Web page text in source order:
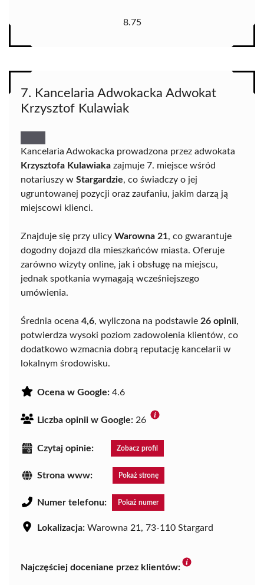
8.75
7. Kancelaria Adwokacka Adwokat
Krzysztof Kulawiak
Kancelaria Adwokacka prowadzona przez adwokata
Krzysztofa Kulawiaka zajmuje 7. miejsce wśród
notariuszy w Stargardzie, co świadczy o jej
ugruntowanej pozycji oraz zaufaniu, jakim darzą ją
miejscowi klienci.
Znajduje się przy ulicy Warowna 21, co gwarantuje
dogodny dojazd dla mieszkańców miasta. Oferuje
zarówno wizyty online, jak i obsługę na miejscu,
jednak spotkania wymagają wcześniejszego
umówienia.
Średnia ocena 4,6, wyliczona na podstawie 26 opinii,
potwierdza wysoki poziom zadowolenia klientów, co
dodatkowo wzmacnia dobrą reputację kancelarii w
lokalnym środowisku.
Ocena w Google: 4.6
Liczba opinii w Google: 26
Czytaj opinie: Zobacz profil
Strona www: Pokaż stronę
Numer telefonu: Pokaż numer
Lokalizacja: Warowna 21, 73-110 Stargard
Najczęściej doceniane przez klientów: